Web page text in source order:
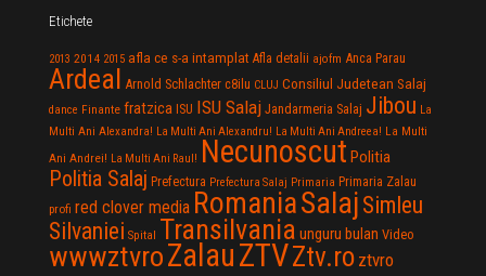
Etichete
2013 2014 2015 afla ce s-a intamplat Afla detalii ajofm Anca Parau
Ardeal Arnold Schlachter c8ilu CLUJ Consiliul Judetean Salaj
dance Finante fratzica ISU ISU Salaj Jandarmeria Salaj Jibou La
Multi Ani Alexandra! La Multi Ani Alexandru! La Multi Ani Andreea! La Multi
Ani Andrei! La Multi Ani Raul! Necunoscut Politia
Politia Salaj Prefectura Prefectura Salaj Primaria Primaria Zalau
profi red clover media RomaniaSalaj Simleu
Silvaniei Spital Transilvania unguru bulan Video
wwwztvroZalauZTVZtv.ro ztvro